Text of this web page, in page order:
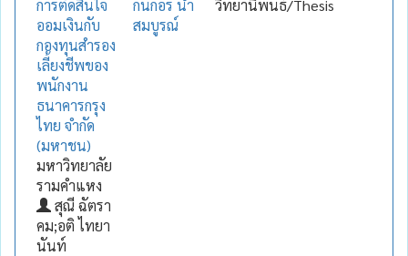
การตัดสินใจ
ออมเงินกับ
กองทุนสำรอง
เลี้ยงชีพของ
พนักงาน
ธนาคารกรุง
ไทย จำกัด
(มหาชน)
มหาวิทยาลัย
รามคำแหง
สุณี ฉัตรา
คม;อติ ไทยา
นันท์
กนกอร น้ำ
สมบูรณ์
วิทยานิพนธ์/Thesis